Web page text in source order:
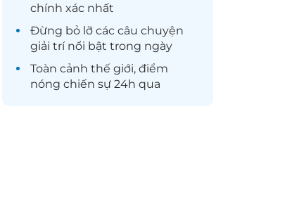
chính xác nhất
Đừng bỏ lỡ các câu chuyện
giải trínổi bật trong ngày
Toàn cảnh thế giới, điểm
nóng chiến sự 24h qua